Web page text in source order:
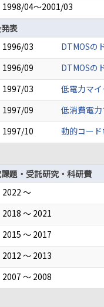
1998/04～2001/03
表
1996/03
DTMOSの
1996/09
DTMOSの
1997/03
低電力マ
1997/09
低消費電
1997/10
動的コー
題・受託研究・科研費
2022 ～
2018 ～ 2021
2015 ～ 2017
2012 ～ 2013
2007 ～ 2008